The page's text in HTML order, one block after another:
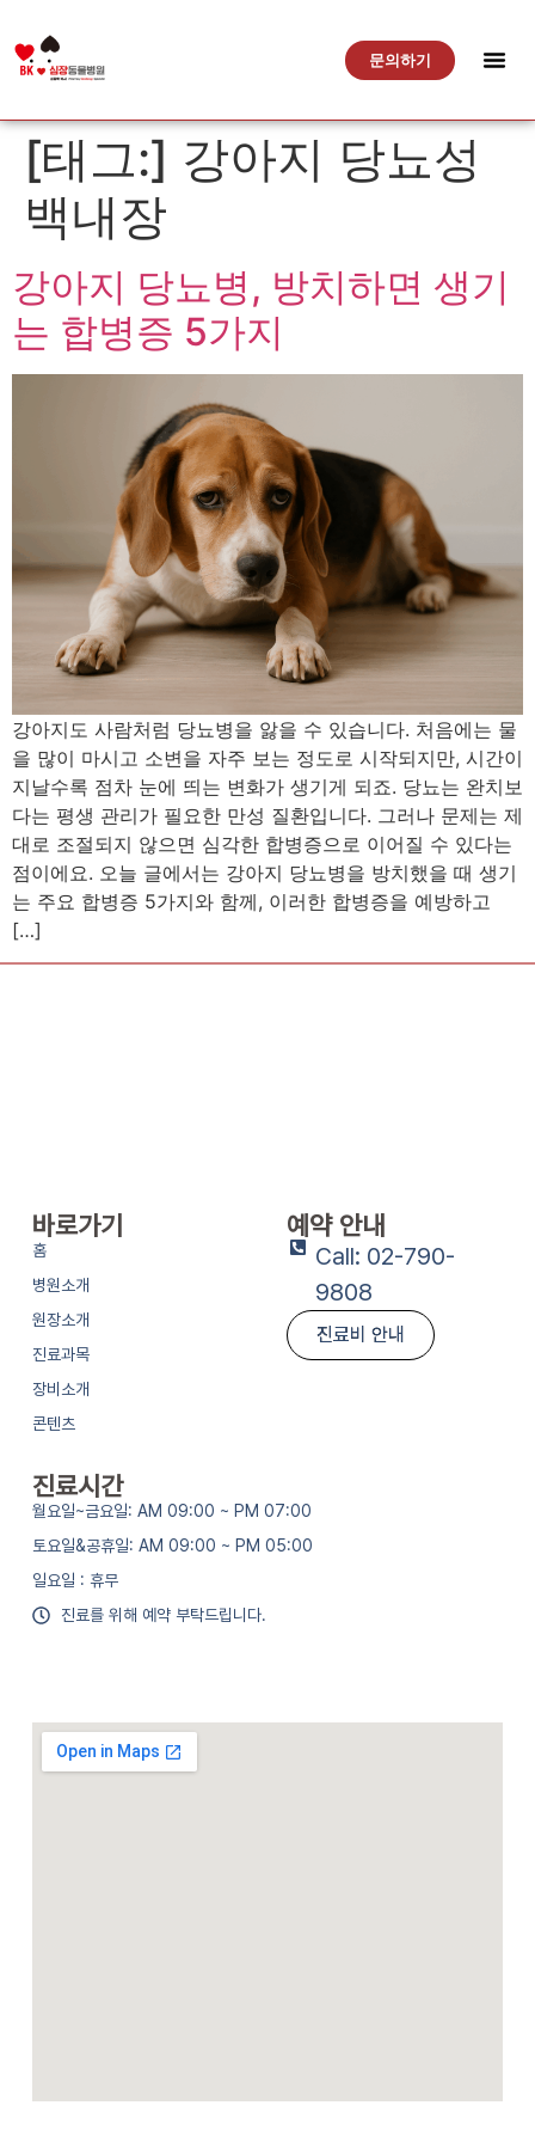
문의하기
[태그:] 강아지 당뇨성
백내장
강아지 당뇨병, 방치하면 생기
는 합병증 5가지
강아지도 사람처럼 당뇨병을 앓을 수 있습니다. 처음에는 물
을 많이 마시고 소변을 자주 보는 정도로 시작되지만, 시간이
지날수록 점차 눈에 띄는 변화가 생기게 되죠. 당뇨는 완치보
다는 평생 관리가 필요한 만성 질환입니다. 그러나 문제는 제
대로 조절되지 않으면 심각한 합병증으로 이어질 수 있다는
점이에요. 오늘 글에서는 강아지 당뇨병을 방치했을 때 생기
는 주요 합병증 5가지와 함께, 이러한 합병증을 예방하고
[…]
바로가기
홈
병원소개
원장소개
진료과목
장비소개
콘텐츠
예약 안내
Call: 02-790-
9808
진료비 안내
진료시간
월요일~금요일: AM 09:00 ~ PM 07:00
토요일&공휴일: AM 09:00 ~ PM 05:00
일요일 : 휴무
진료를 위해 예약 부탁드립니다.